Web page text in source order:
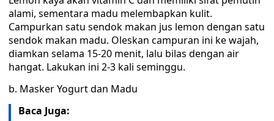
alami, sementara madu melembapkan kulit.
Campurkan satu sendok makan jus lemon dengan satu
sendok makan madu. Oleskan campuran ini ke wajah,
diamkan selama 15-20 menit, lalu bilas dengan air
hangat. Lakukan ini 2-3 kali seminggu.
b. Masker Yogurt dan Madu
Baca Juga: